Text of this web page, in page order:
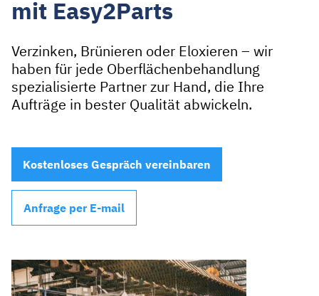
mit Easy2Parts
Verzinken, Brünieren oder Eloxieren – wir
haben für jede Oberflächenbehandlung
spezialisierte Partner zur Hand, die Ihre
Aufträge in bester Qualität abwickeln.
Kostenloses Gespräch vereinbaren
Anfrage per E-mail